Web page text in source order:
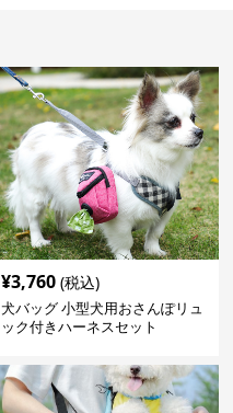
¥3,760 (税込)
犬バッグ 小型犬用おさんぽリュ
ック付きハーネスセット